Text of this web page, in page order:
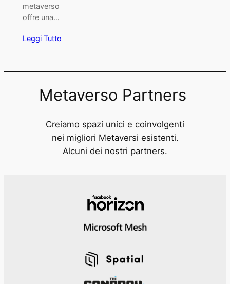
metaverso
offre una…
Leggi Tutto
Metaverso Partners
Creiamo spazi unici e coinvolgenti
nei migliori Metaversi esistenti.
Alcuni dei nostri partners.